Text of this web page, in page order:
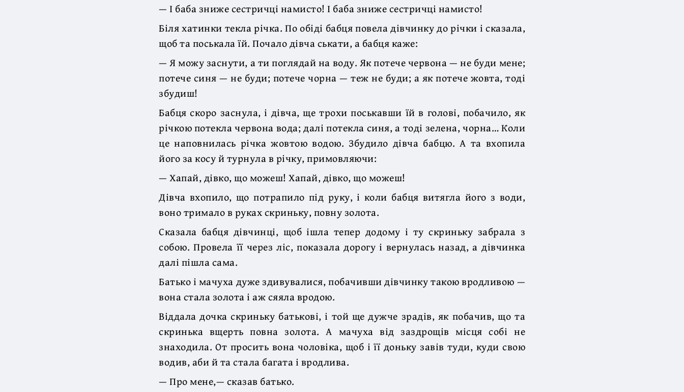
— І баба зниже сестричці намисто! І баба зниже сестричці намисто!
Біля хатинки текла річка. По обіді бабця повела дівчинку до річки і сказала,
щоб та поськала їй. Почало дівча ськати, а бабця каже:
— Я можу заснути, а ти поглядай на воду. Як потече червона — не буди мене;
потече синя — не буди; потече чорна — теж не буди; а як потече жовта, тоді
збудиш!
Бабця скоро заснула, і дівча, ще трохи поськавши їй в голові, побачило, як
річкою потекла червона вода; далі потекла синя, а тоді зелена, чорна… Коли
це наповнилась річка жовтою водою. Збудило дівча бабцю. А та вхопила
його за косу й турнула в річку, примовляючи:
— Хапай, дівко, що можеш! Хапай, дівко, що можеш!
Дівча вхопило, що потрапило під руку, і коли бабця витягла його з води,
воно тримало в руках скриньку, повну золота.
Сказала бабця дівчинці, щоб ішла тепер додому і ту скриньку забрала з
собою. Провела її через ліс, показала дорогу і вернулась назад, а дівчинка
далі пішла сама.
Батько і мачуха дуже здивувалися, побачивши дівчинку такою вродливою —
вона стала золота і аж сяяла вродою.
Віддала дочка скриньку батькові, і той ще дужче зрадів, як побачив, що та
скринька вщерть повна золота. А мачуха від заздрощів місця собі не
знаходила. От просить вона чоловіка, щоб і її доньку завів туди, куди свою
водив, аби й та стала багата і вродлива.
— Про мене,— сказав батько.